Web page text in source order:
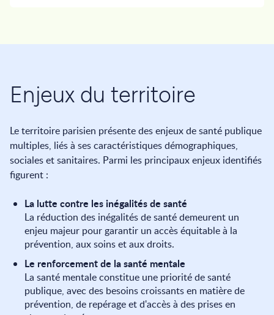
Enjeux du territoire
Le territoire parisien présente des enjeux de santé publique
multiples, liés à ses caractéristiques démographiques,
sociales et sanitaires. Parmi les principaux enjeux identifiés
figurent :
La lutte contre les inégalités de santé
La réduction des inégalités de santé demeurent un
enjeu majeur pour garantir un accès équitable à la
prévention, aux soins et aux droits.
Le renforcement de la santé mentale
La santé mentale constitue une priorité de santé
publique, avec des besoins croissants en matière de
prévention, de repérage et d'accès à des prises en